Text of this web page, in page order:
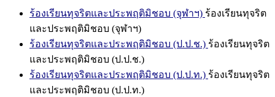
ร้องเรียนทุจริตและประพฤติมิชอบ (จุฬาฯ) ร้องเรียนทุจริต
และประพฤติมิชอบ (จุฬาฯ)
ร้องเรียนทุจริตและประพฤติมิชอบ (ป.ป.ช.) ร้องเรียนทุจริต
และประพฤติมิชอบ (ป.ป.ช.)
ร้องเรียนทุจริตและประพฤติมิชอบ (ป.ป.ท.) ร้องเรียนทุจริต
และประพฤติมิชอบ (ป.ป.ท.)